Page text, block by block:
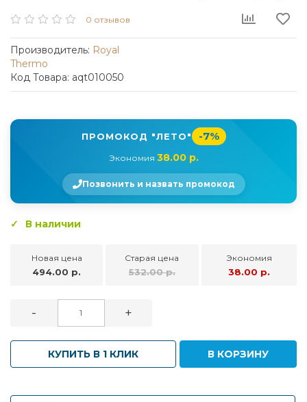
0 отзывов
Производитель: Royal
Thermo
Код Товара: aqt010050
ПРОМОКОД "ЛЕТО" -7%
Экономия 38.00 р.
Позвонить и назвать промокод
В наличии
Новая цена
494.00 р.
Старая цена
532.00 р.
Экономия
38.00 р.
- +
КУПИТЬ В 1 КЛИК В КОРЗИНУ